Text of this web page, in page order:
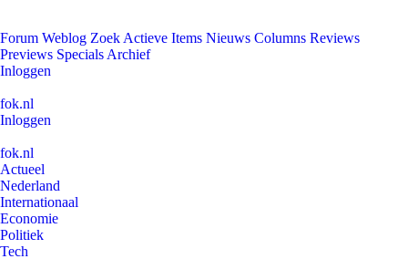
Forum Weblog Zoek Actieve Items Nieuws Columns Reviews
Previews Specials Archief
Inloggen
fok.nl
Inloggen
fok.nl
Actueel
Nederland
Internationaal
Economie
Politiek
Tech